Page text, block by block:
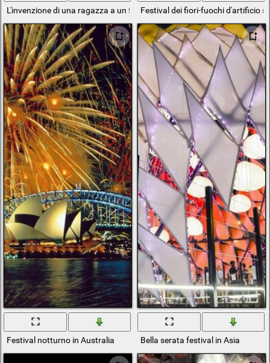
L'invenzione di una ragazza a un festival musicaleFestival dei fiori-fuochi d'artificio
Festival notturno in Australia Bella serata festival in Asia